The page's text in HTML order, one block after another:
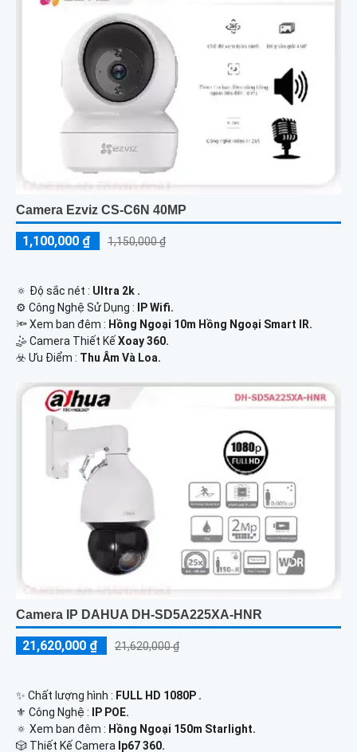
Camera Ezviz CS-C6N 40MP
1,100,000 ₫ 1,150,000 ₫
🔅 Độ sắc nét : Ultra 2k .
⚙ Công Nghệ Sử Dụng :
IP Wifi.
🔦 Xem ban đêm : Hồng Ngoại 10m Hồng Ngoại Smart IR.
🤹 Camera Thiết Kế Xoay 360.
️☣️ Ưu Điểm : Thu Âm Và Loa.
Camera IP DAHUA DH-SD5A225XA-HNR
21,620,000 ₫ 21,620,000 ₫
✨ Chất lượng hình : FULL HD 1080P .
⚜️ Công Nghệ : IP POE.
🔅 Xem ban đêm : Hồng Ngoại 150m Starlight.
🎲 Thiết Kế Camera Ip67 360.